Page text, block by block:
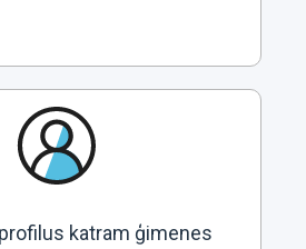
katram ģimenes